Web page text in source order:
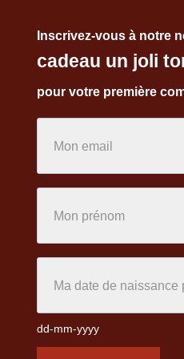
Inscrivez-vous à notre
cadeau un joli
pour votre première
dd-mm-yyyy